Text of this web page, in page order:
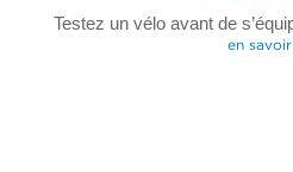
Testez un vélo avant de
en